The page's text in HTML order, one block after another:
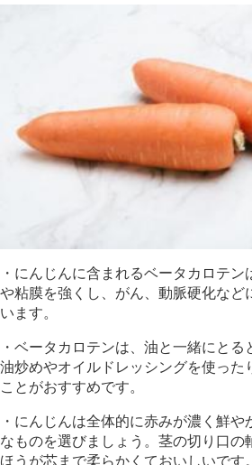
・にんじんに含まれるベータカロテ
や粘膜を強くし、がん、動脈硬化など
います。
・ベータカロテンは、油と一緒にとる
油炒めやオイルドレッシングを使った
ことがおすすめです。
・にんじんは全体的に赤みが濃く鮮
なものを選びましょう。茎の切り口の
ほうが芯まで柔らかくておいしいです。